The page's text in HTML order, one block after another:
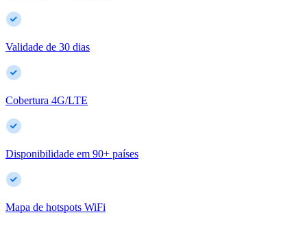
Validade de 30 dias
Cobertura 4G/LTE
Disponibilidade em 90+ países
Mapa de hotspots WiFi